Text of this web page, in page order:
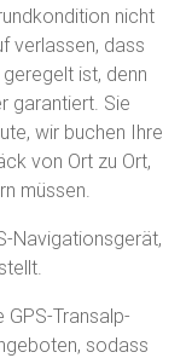
nicht
verlassen, dass
ist, denn
garantiert. Sie
wir buchen Ihre
von Ort zu Ort,
müssen.
Navigationsgerät,
GPS-Transalp-
sodass